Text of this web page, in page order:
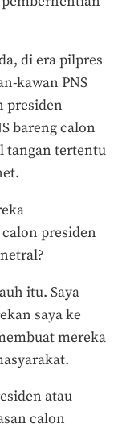
di era pilpres
kawan PNS
presiden
bareng calon
tangan tertentu
presiden
itu. Saya
saya ke
mereka
atau
calon